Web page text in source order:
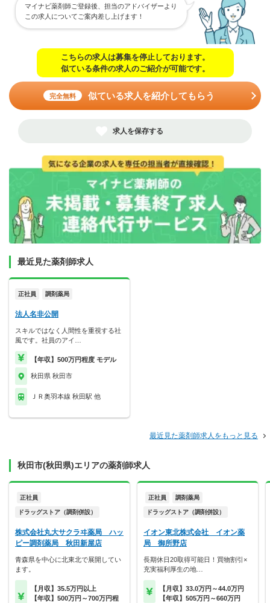
マイナビ薬剤師ご登録後、担当のアドバイザーより
この求人についてご案内差し上げます！
こちらの求人は募集を停止しております。
似ている条件の求人のご紹介が可能です。
完全無料 似ている求人を紹介してもらう
求人を保存する
最近見た薬剤師求人
正社員 調剤薬局
法人名非公開
スキルではなく人間性を重視する社
風です。社員のアイ…
【年収】500万円程度 モデル
秋田県 秋田市
ＪＲ奥羽本線 秋田駅 他
最近見た薬剤師求人をもっと見る
秋田市(秋田県)エリアの薬剤師求人
正社員
ドラッグストア（調剤併設）
株式会社丸大サクラヰ薬局 ハッ
ピー調剤薬局 秋田新屋店
青森県を中心に北東北で展開してい
ます。
【月収】35.5万円以上
【年収】500万円～700万円程
正社員 調剤薬局
ドラッグストア（調剤併設）
イオン東北株式会社 イオン薬
局 御所野店
長期休日20取得可能日！買物割引×
充実福利厚生の地…
【月収】33.0万円～44.0万円
【年収】505万円～660万円